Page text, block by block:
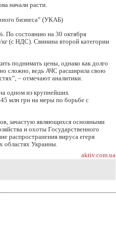
начали расти.
бизнеса” (УКАБ)
По состоянию на 30 октября
(с НДС). Свинина второй категории
поднимать цены, однако как долго
сложно, ведь АЧС расширила свою
– отмечают аналитики.
одном из крупнейших
млн грн на меры по борьбе с
зачастую являющихся основными
и охоты Государственного
распространения вируса егеря
областях Украины.
aktiv.com.ua